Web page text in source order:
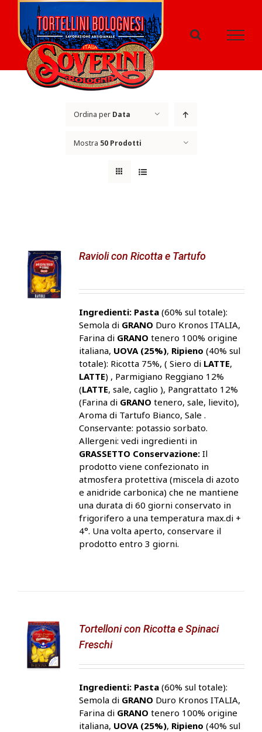
contenuto
Ordina per Data
Mostra 50 Prodotti
Ravioli con Ricotta e Tartufo
Ingredienti: Pasta(60% sul totale):
Semola di GRANO Duro Kronos ITALIA,
Farina di GRANO tenero 100% origine
italiana, UOVA (25%), Ripieno (40% sul
totale): Ricotta 75%, ( Siero di LATTE,
LATTE) , Parmigiano Reggiano 12%
(LATTE, sale, caglio ), Pangrattato 12%
(Farina di GRANO tenero, sale, lievito),
Aroma di Tartufo Bianco, Sale .
Conservante: potassio sorbato.
Allergeni: vedi ingredienti in
GRASSETTO Conservazione:Il
prodotto viene confezionato in
atmosfera protettiva (miscela di azoto
e anidride carbonica) che ne mantiene
una durata di 60 giorni conservato in
frigorifero a una temperatura max.di +
4°. Una volta aperto, conservare il
prodotto entro 3 giorni.
Tortelloni con Ricotta e Spinaci
Freschi
Ingredienti: Pasta(60% sul totale):
Semola di GRANO Duro Kronos ITALIA,
Farina di GRANO tenero 100% origine
italiana, UOVA (25%), Ripieno (40% sul